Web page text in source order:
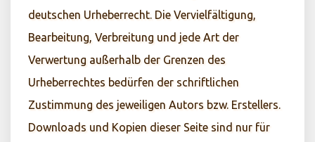
deutschen Urheberrecht. Die Vervielfältigung,
Bearbeitung, Verbreitung und jede Art der
Verwertung außerhalb der Grenzen des
Urheberrechtes bedürfen der schriftlichen
Zustimmung des jeweiligen Autors bzw. Erstellers.
Downloads und Kopien dieser Seite sind nur für